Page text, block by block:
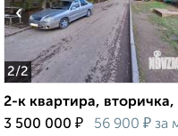
2/2
‹
2-к квартира,
3 500 000 ₽ 56 900 ₽ за